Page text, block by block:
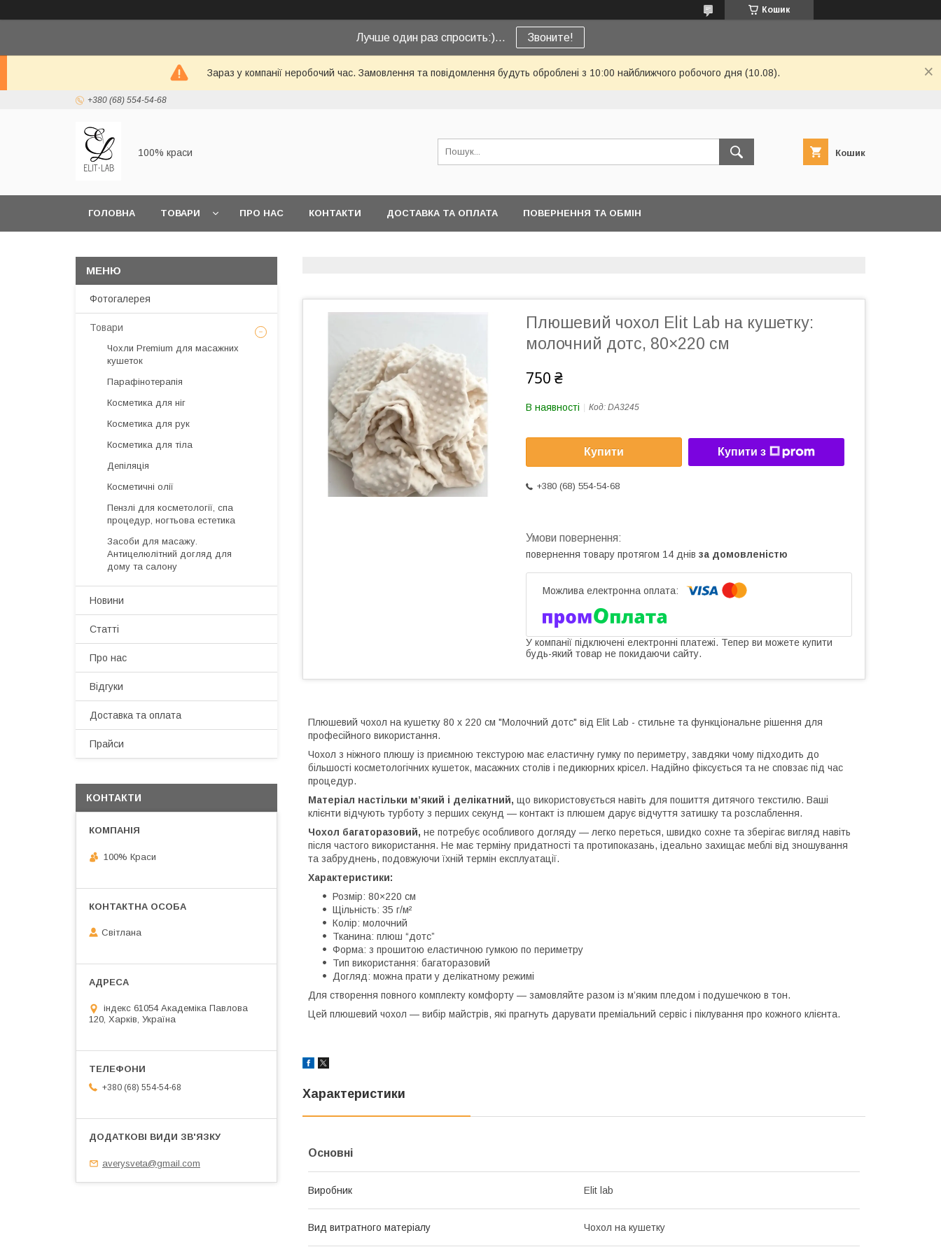
Кошик
Лучше один раз спросить:)... Звоните!
Зараз у компанії неробочий час. Замовлення та повідомлення будуть оброблені з 10:00 найближчого робочого дня (10.08).
+380 (68) 554-54-68
100% краси Кошик
ГОЛОВНА ТОВАРИ ПРО НАС КОНТАКТИ ДОСТАВКА ТА ОПЛАТА ПОВЕРНЕННЯ ТА ОБМІН
Плюшевий чохол Elit Lab на кушетку:
молочний дотс, 80×220 см
750 ₴
В наявності Код: DA3245
Купити Купити з
+380 (68) 554-54-68
повернення товару протягом 14 днів за домовленістю
У компанії підключені електронні платежі. Тепер ви можете купити
будь-який товар не покидаючи сайту.
Плюшевий чохол на кушетку 80 х 220 см "Молочний дотс" від Elit Lab - стильне та функціональне рішення для
професійного використання.
Чохол з ніжного плюшу із приємною текстурою має еластичну гумку по периметру, завдяки чому підходить до
більшості косметологічних кушеток, масажних столів і педикюрних крісел. Надійно фіксується та не сповзає під час
процедур.
Матеріал настільки м’який і делікатний, що використовується навіть для пошиття дитячого текстилю. Ваші
клієнти відчують турботу з перших секунд — контакт із плюшем дарує відчуття затишку та розслаблення.
Чохол багаторазовий, не потребує особливого догляду — легко переться, швидко сохне та зберігає вигляд навіть
після частого використання. Не має терміну придатності та протипоказань, ідеально захищає меблі від зношування
та забруднень, подовжуючи їхній термін експлуатації.
Характеристики:
Розмір: 80×220 см
Щільність: 35 г/м²
Колір: молочний
Тканина: плюш “дотс”
Форма: з прошитою еластичною гумкою по периметру
Тип використання: багаторазовий
Догляд: можна прати у делікатному режимі
Для створення повного комплекту комфорту — замовляйте разом із м’яким пледом і подушечкою в тон.
Цей плюшевий чохол — вибір майстрів, які прагнуть дарувати преміальний сервіс і піклування про кожного клієнта.
Характеристики
Основні
Виробник Elit lab
Вид витратного матеріалу Чохол на кушетку
Фотогалерея
Товари
Чохли Premium для масажних
кушеток
Парафінотерапія
Косметика для ніг
Косметика для рук
Косметика для тіла
Депіляція
Косметичні олії
Пензлі для косметології, спа
процедур, ногтьова естетика
Засоби для масажу.
Антицелюлітний догляд для
дому та салону
Новини
Статті
Про нас
Відгуки
Доставка та оплата
Прайси
КОНТАКТИ
100% Краси
Світлана
індекс 61054 Академіка Павлова
120, Харків, Україна
+380 (68) 554-54-68
averysveta@gmail.com